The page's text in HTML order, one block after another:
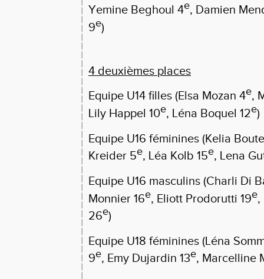
Yemine Beghoul 4e, Damien
9e)
4 deuxièmes places
Equipe U14 filles (Elsa Mozan 4e,
Lily Happel 10e, Léna Boquel 12e)
Equipe U16 féminines (Kelia
Kreider 5e, Léa Kolb 15e, Lena
Equipe U16 masculins (Charli Di
Monnier 16e, Eliott Prodorutti 19e,
26e)
Equipe U18 féminines (Léna
9e, Emy Dujardin 13e, Marcelline